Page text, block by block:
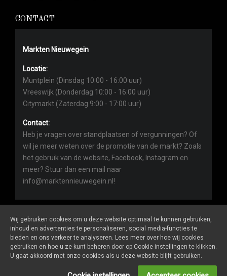
CONTACT
Markten Nieuwegein
Locatie:
Muntplein (Dinsdag 10:00 - 16:00 uur)
Vreeswijk (Donderdag 10:00 - 16:00 uur)
Citymarkt (Zaterdag 9:00 - 17:00 uur)
Contact:
Heb je vragen over standplaatsen of vergunningen? Of
wil je meer weten over de promotie van de markt? Zoals
het gebruik van de website, Facebook, Instagram en
meer? Stuur dan een mail naar
info@marktennieuwegein.nl!
Marktennieuwegein.nlis een website van De Markt Online
ALGEMENE VOORWAARDEN
ONDERNEMERS LOGIN
Wij gebruiken cookies om u deze website optimaal te kunnen gebruiken,
inhoud en advertenties te personaliseren, social media-functies te
bieden en ons verkeer te analyseren. Lees meer over hoe wij cookies
gebruiken en hoe u ze kunt beheren door op Cookie instellingen te klikken.
U gaat akkoord met onze cookies als u deze website blijft gebruiken.